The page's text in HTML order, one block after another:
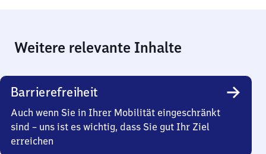
Weitere relevante Inhalte
Barrierefreiheit
Auch wenn Sie in Ihrer Mobilität eingeschränkt
sind – uns ist es wichtig, dass Sie gut Ihr Ziel
erreichen